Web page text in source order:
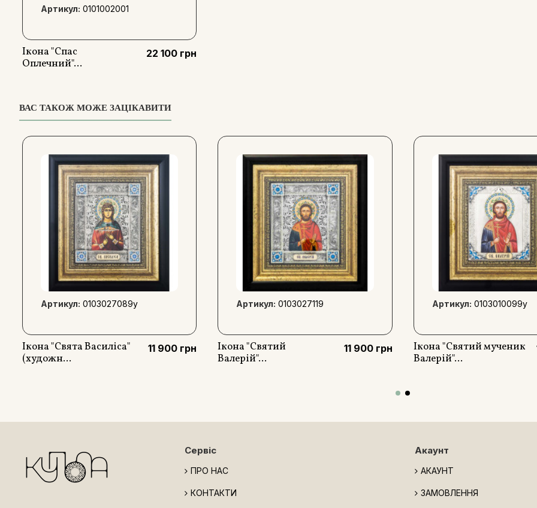
Артикул: 0101002001
Ікона "Спас
Оплечний"...
22 100 грн
ВАС ТАКОЖ МОЖЕ ЗАЦІКАВИТИ
Артикул: 0103027089y
Ікона "Свята Василіса"
(художн...
11 900 грн
Артикул: 0103027119
Ікона "Святий
Валерій"...
11 900 грн
Артикул: 0103010099y
Ікона "Святий мученик
Валерій"...
Сервіс
ПРО НАС
КОНТАКТИ
Акаунт
АКАУНТ
ЗАМОВЛЕННЯ